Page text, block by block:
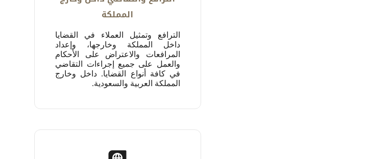
المملكة
الترافع وتمثيل العملاء في القضايا
داخل المملكة وخارجها، وإعداد
المرافعات والاعتراض على الأحكام
والعمل على ‏جميع إجراءات التقاضي
في كافة أنواع القضايا. داخل وخارج
المملكة العربية والسعودية.